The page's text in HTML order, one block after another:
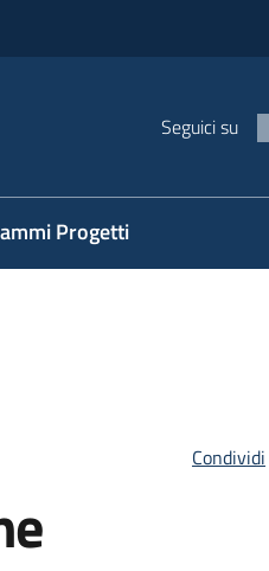
Seguici su
Progetti
Condividi